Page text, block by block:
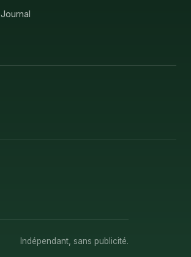
Journal
Indépendant, sans publicité.